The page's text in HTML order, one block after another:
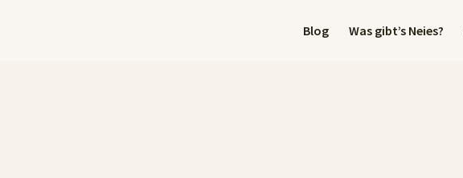
Blog Was gibt’s Neies?